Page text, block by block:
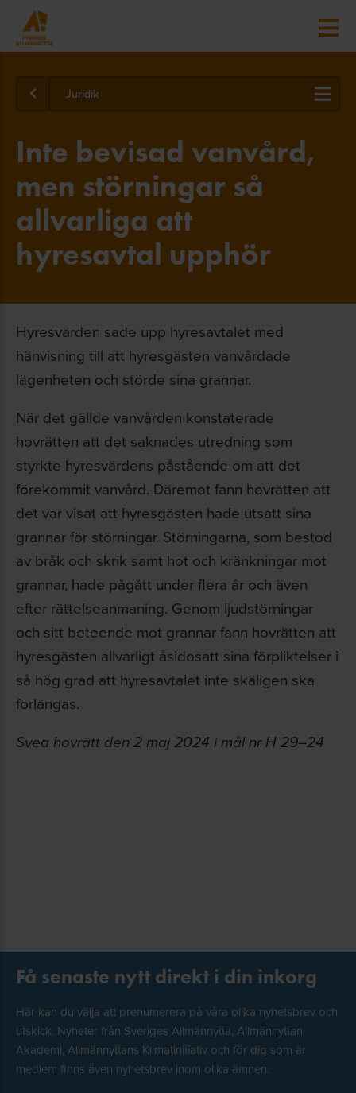
Juridik
Inte bevisad vanvård,
men störningar så
allvarliga att
hyresavtal upphör
Hyresvärden sade upp hyresavtalet med
hänvisning till att hyresgästen vanvårdade
lägenheten och störde sina grannar.
När det gällde vanvården konstaterade
hovrätten att det saknades utredning som
styrkte hyresvärdens påstående om att det
förekommit vanvård. Däremot fann hovrätten att
det var visat att hyresgästen hade utsatt sina
grannar för störningar. Störningarna, som bestod
av bråk och skrik samt hot och kränkningar mot
grannar, hade pågått under flera år och även
efter rättelseanmaning. Genom ljudstörningar
och sitt beteende mot grannar fann hovrätten att
hyresgästen allvarligt åsidosatt sina förpliktelser i
så hög grad att hyresavtalet inte skäligen ska
förlängas.
Svea hovrätt den 2 maj 2024 i mål nr H 29–24
Få senaste nytt direkt i din inkorg
Här kan du välja att prenumerera på våra olika nyhetsbrev och
utskick. Nyheter från Sveriges Allmännytta, Allmännyttan
Akademi, Allmännyttans Klimatinitiativ och för dig som är
medlem finns även nyhetsbrev inom olika ämnen.